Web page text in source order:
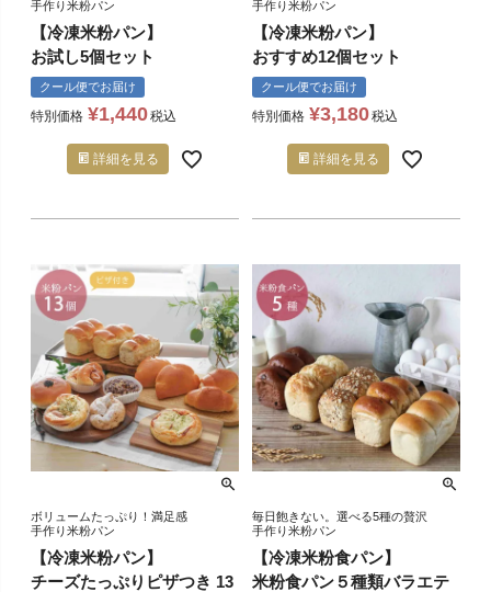
手作り米粉パン
【冷凍米粉パン】
お試し5個セット
クール便でお届け
特別価格 ¥1,440税込
詳細を見る
手作り米粉パン
【冷凍米粉パン】
おすすめ12個セット
クール便でお届け
特別価格 ¥3,180税込
詳細を見る
ボリュームたっぷり！満足感
手作り米粉パン
【冷凍米粉パン】
チーズたっぷりピザつき 13
毎日飽きない。選べる5種の贅沢
手作り米粉パン
【冷凍米粉食パン】
米粉食パン５種類バラエテ